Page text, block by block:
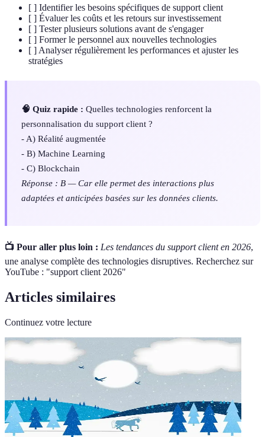
[ ] Identifier les besoins spécifiques de support client
[ ] Évaluer les coûts et les retours sur investissement
[ ] Tester plusieurs solutions avant de s'engager
[ ] Former le personnel aux nouvelles technologies
[ ] Analyser régulièrement les performances et ajuster les
stratégies
🧠 Quiz rapide : Quelles technologies renforcent la
personnalisation du support client ?
- A) Réalité augmentée
- B) Machine Learning
- C) Blockchain
Réponse : B — Car elle permet des interactions plus
adaptées et anticipées basées sur les données clients.
📺 Pour aller plus loin : Les tendances du support client en 2026,
une analyse complète des technologies disruptives. Recherchez sur
YouTube : "support client 2026"
Articles similaires
Continuez votre lecture